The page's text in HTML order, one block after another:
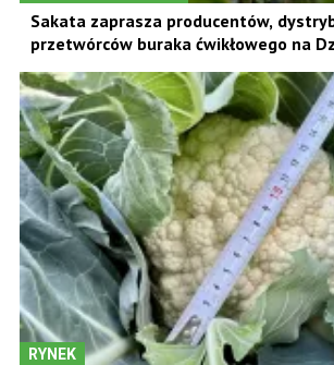
Sakata zaprasza producentów,
przetwórców buraka ćwikłowego na
RYNEK